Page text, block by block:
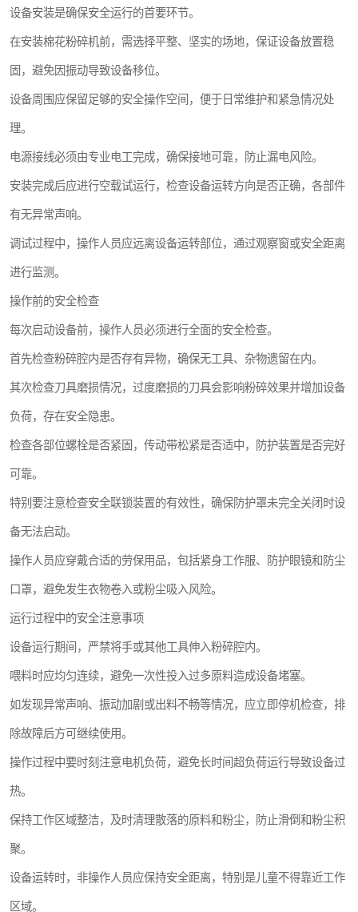
设备安装是确保安全运行的首要环节。
在安装棉花粉碎机前，需选择平整、坚实的场地，保证设备放置稳
固，避免因振动导致设备移位。
设备周围应保留足够的安全操作空间，便于日常维护和紧急情况处
理。
电源接线必须由专业电工完成，确保接地可靠，防止漏电风险。
安装完成后应进行空载试运行，检查设备运转方向是否正确，各部件
有无异常声响。
调试过程中，操作人员应远离设备运转部位，通过观察窗或安全距离
进行监测。
操作前的安全检查
每次启动设备前，操作人员必须进行全面的安全检查。
首先检查粉碎腔内是否存有异物，确保无工具、杂物遗留在内。
其次检查刀具磨损情况，过度磨损的刀具会影响粉碎效果并增加设备
负荷，存在安全隐患。
检查各部位螺栓是否紧固，传动带松紧是否适中，防护装置是否完好
可靠。
特别要注意检查安全联锁装置的有效性，确保防护罩未完全关闭时设
备无法启动。
操作人员应穿戴合适的劳保用品，包括紧身工作服、防护眼镜和防尘
口罩，避免发生衣物卷入或粉尘吸入风险。
运行过程中的安全注意事项
设备运行期间，严禁将手或其他工具伸入粉碎腔内。
喂料时应均匀连续，避免一次性投入过多原料造成设备堵塞。
如发现异常声响、振动加剧或出料不畅等情况，应立即停机检查，排
除故障后方可继续使用。
操作过程中要时刻注意电机负荷，避免长时间超负荷运行导致设备过
热。
保持工作区域整洁，及时清理散落的原料和粉尘，防止滑倒和粉尘积
聚。
设备运转时，非操作人员应保持安全距离，特别是儿童不得靠近工作
区域。